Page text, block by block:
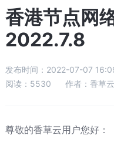
香港节点网
2022.7.8
发布时间： 2022-07-07
阅读： 5530 作者： 香草云
尊敬的香草云用户您好：